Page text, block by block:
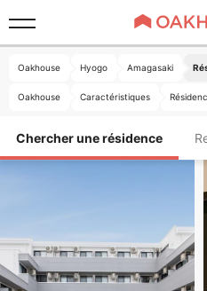
Oakhouse Hyogo Amagasaki
Oakhouse Caractéristiques
Chercher une résidence